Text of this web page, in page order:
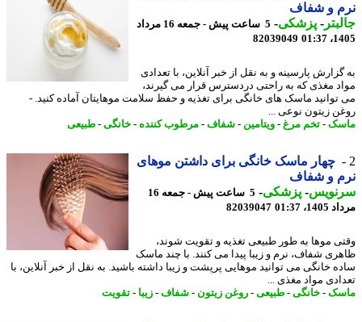
و شفاف
-پزشکی-
5 ساعت پیش - جمعه 16 مرداد
82039049
پارسینه و به نقل از خبر آنلاین، با تعدادی
مغذی که به راحتی دردسترس قرار می گیرند،
ماسک های خانگی برای تغذیه و حفظ سلامت موهایتان آماده کنید. -
زیتون نوعی ...
-تخم مرغ -ویتامین-شفاف-مرطوب کننده-خانگی-طبیعی
چهار ماسک خانگی برای داشتن موهای
و شفاف
-پزشکی-
5 ساعت پیش - جمعه 16
01:37
82039047
موها به طور طبیعی تغذیه و تقویت شوند،
شفاف، نرم و زیبا پیدا می کنند. با چند ماسک
خانگی می توانید موهایی پرپشت و زیبا داشته باشید. به نقل از خبر آنلاین، با
مواد مغذی ...
-خانگی-طبیعی-روغن زیتون -شفاف-زیبا- تقویت